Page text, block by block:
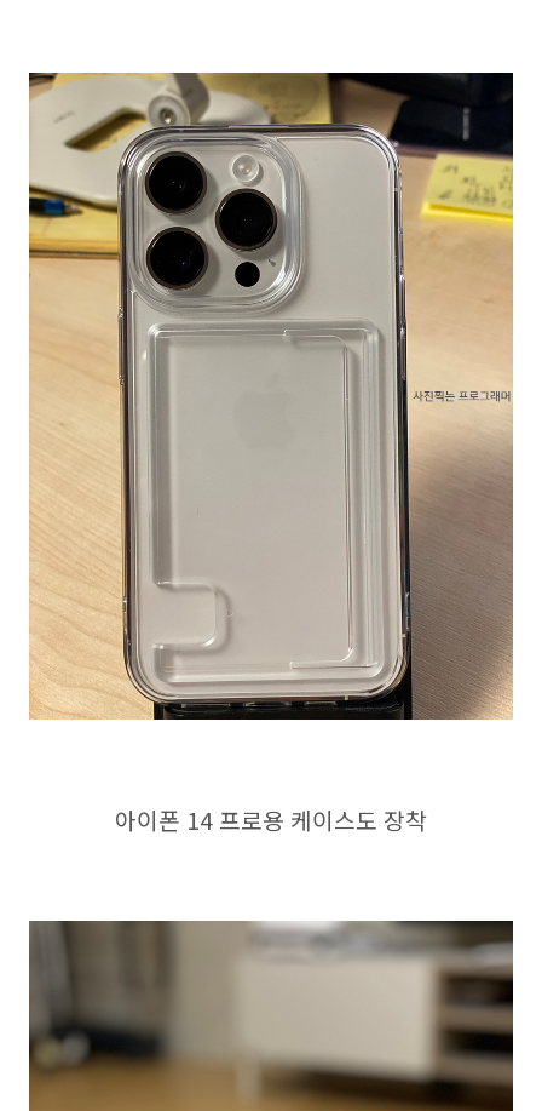
아이폰 14 프로용 케이스도 장착